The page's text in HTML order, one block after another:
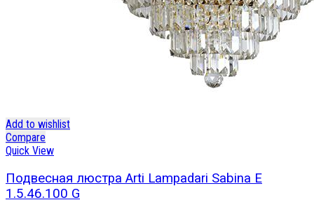
Add to wishlist
Compare
Quick View
Подвесная люстра Arti Lampadari Sabina E
1.5.46.100 G